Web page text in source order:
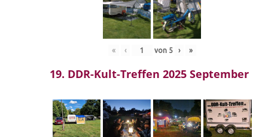
« ‹ von 5 › »
19. DDR-Kult-Treffen 2025 September